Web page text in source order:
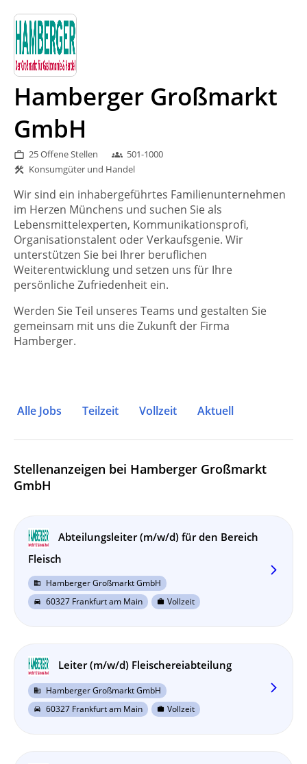
Hamberger Großmarkt
GmbH
work_outline 25 Offene Stellen groups 501-1000
construction Konsumgüter und Handel
Wir sind ein inhabergeführtes Familienunternehmen
im Herzen Münchens und suchen Sie als
Lebensmittelexperten, Kommunikationsprofi,
Organisationstalent oder Verkaufsgenie. Wir
unterstützen Sie bei Ihrer beruflichen
Weiterentwicklung und setzen uns für Ihre
persönliche Zufriedenheit ein.
Werden Sie Teil unseres Teams und gestalten Sie
gemeinsam mit uns die Zukunft der Firma
Hamberger.
Alle Jobs Teilzeit Vollzeit Aktuell
Stellenanzeigen bei Hamberger Großmarkt
GmbH
Abteilungsleiter (m/w/d) für den Bereich
Fleisch
business Hamberger Großmarkt GmbH
directions_car 60327 Frankfurt am Main work Vollzeit
arrow_forward_ios
Leiter (m/w/d) Fleischereiabteilung
business Hamberger Großmarkt GmbH
directions_car 60327 Frankfurt am Main work Vollzeit
arrow_forward_ios